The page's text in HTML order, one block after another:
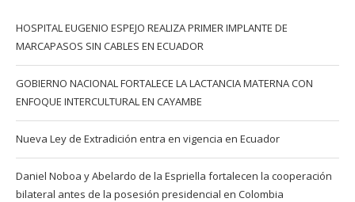
HOSPITAL EUGENIO ESPEJO REALIZA PRIMER IMPLANTE DE
MARCAPASOS SIN CABLES EN ECUADOR
GOBIERNO NACIONAL FORTALECE LA LACTANCIA MATERNA CON
ENFOQUE INTERCULTURAL EN CAYAMBE
Nueva Ley de Extradición entra en vigencia en Ecuador
Daniel Noboa y Abelardo de la Espriella fortalecen la cooperación
bilateral antes de la posesión presidencial en Colombia